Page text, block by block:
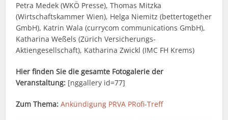
Petra Medek (WKÖ Presse), Thomas Mitzka
(Wirtschaftskammer Wien), Helga Niemitz (bettertogether
GmbH), Katrin Wala (currycom communications GmbH),
Katharina Weßels (Zürich Versicherungs-
Aktiengesellschaft), Katharina Zwickl (IMC FH Krems)
Hier finden Sie die gesamte Fotogalerie der
Veranstaltung: [nggallery id=77]
Zum Thema: Ankündigung PRVA PRofi-Treff